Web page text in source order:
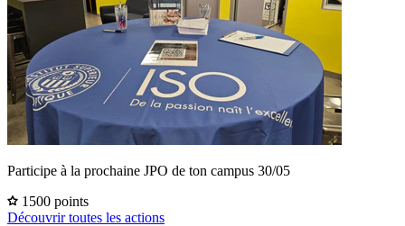
Participe à la prochaine JPO de ton campus 30/05
1500 points
Découvrir toutes les actions